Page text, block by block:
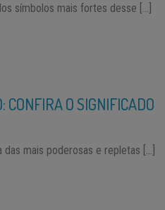
símbolos mais fortes desse […]
CONFIRA O SIGNIFICADO
das mais poderosas e repletas […]